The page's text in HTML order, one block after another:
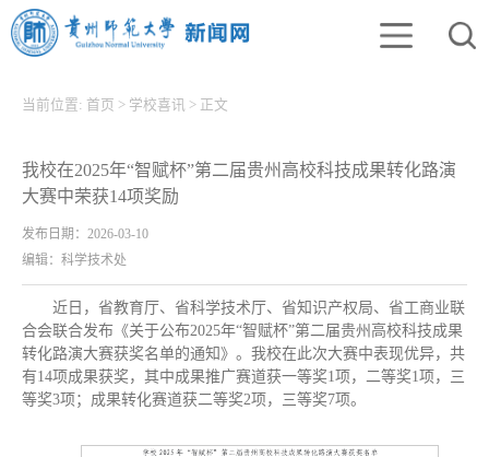
当前位置: 首页 > 学校喜讯 > 正文
我校在2025年“智赋杯”第二届贵州高校科技成果转化路演
大赛中荣获14项奖励
发布日期：2026-03-10
编辑：科学技术处
近日，省教育厅、省科学技术厅、省知识产权局、省工商业联
合会联合发布《关于公布2025年“智赋杯”第二届贵州高校科技成果
转化路演大赛获奖名单的通知》。我校在此次大赛中表现优异，共
有14项成果获奖，其中成果推广赛道获一等奖1项，二等奖1项，三
等奖3项；成果转化赛道获二等奖2项，三等奖7项。